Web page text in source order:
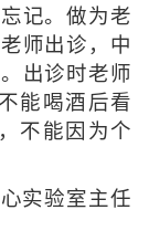
记。做为老
师出诊，中
出诊时老师
能喝酒后看
不能因为个
实验室主任